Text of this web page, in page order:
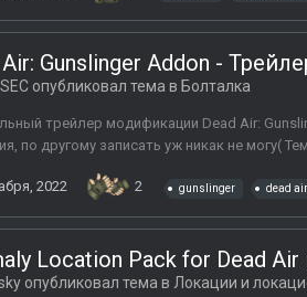
Air: Gunslinger Addon -
опубликовал тема в Болталка
трейлер модификации Dead Air:
по другому записать уж никак не могу(
2022 2 gunslinger dead air
Location Pack for Dead Air
опубликовал тема в Локации и